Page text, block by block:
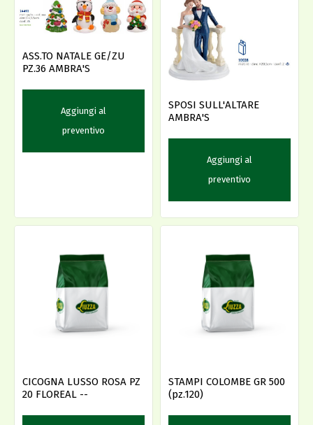
ASS.TO NATALE GE/ZU
PZ.36 AMBRA'S
Aggiungi al
preventivo
SPOSI SULL'ALTARE
AMBRA'S
Aggiungi al
preventivo
CICOGNA LUSSO ROSA PZ
20 FLOREAL --
STAMPI COLOMBE GR 500
(pz.120)